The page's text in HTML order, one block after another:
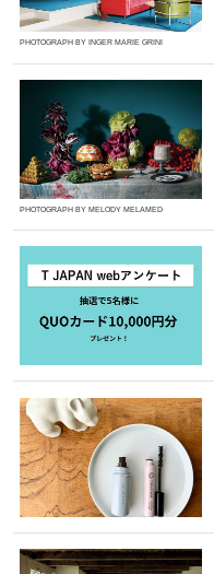
PHOTOGRAPH BY INGER MARIE GRINI
PHOTOGRAPH BY MELODY MELAMED